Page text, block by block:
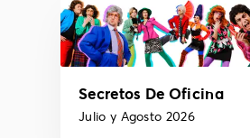
Secretos De Oficina
Julio y Agosto 2026